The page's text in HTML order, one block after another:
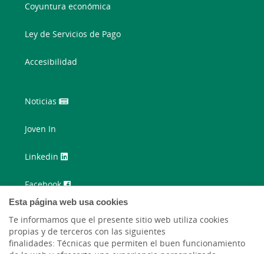
Esta página web usa cookies
Te informamos que el presente sitio web utiliza cookies
propias y de terceros con las siguientes
finalidades: Técnicas que permiten el buen funcionamiento
Coyuntura económica
Ley de Servicios de Pago
Accesibilidad
Noticias
Joven In
Linkedin
Facebook
Instagram